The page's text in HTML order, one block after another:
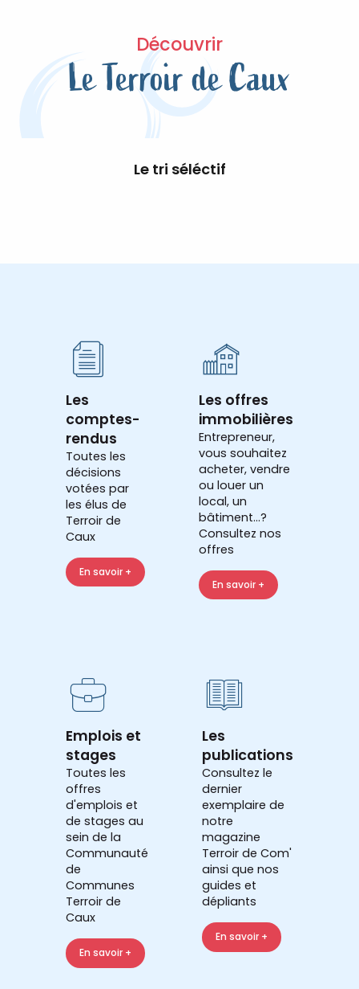
Découvrir
Le Terroir de Caux
Le tri séléctif
Les
comptes-
rendus
Toutes les
décisions
votées par
les élus de
Terroir de
Caux
En savoir +
Les offres
immobilières
Entrepreneur,
vous souhaitez
acheter, vendre
ou louer un
local, un
bâtiment...?
Consultez nos
offres
En savoir +
Emplois et
stages
Toutes les
offres
d'emplois et
de stages au
sein de la
Communauté
de
Communes
Terroir de
Caux
En savoir +
Les
publications
Consultez le
dernier
exemplaire de
notre
magazine
Terroir de Com'
ainsi que nos
guides et
dépliants
En savoir +